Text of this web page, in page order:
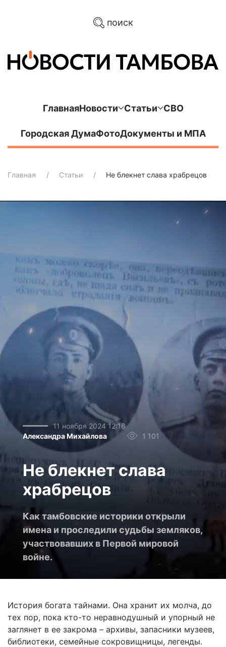
поиск
ГлавнаяНовости Статьи СВО
Городская ДумаФотоДокументы и МПА
Главная Статьи Не блекнет слава храбрецов
11 ноября 2024 12:16
Александра Михайлова
1 101
Не блекнет слава
храбрецов
Как тамбовские историки открыли
имена и проследили судьбы земляков,
участвовавших в Первой мировой
войне.
История богата тайнами. Она хранит их молча, до
тех пор, пока кто-то неравнодушный и упорный не
заглянет в ее закрома – архивы, запасники музеев,
библиотеки, семейные сокровищницы, легенды.